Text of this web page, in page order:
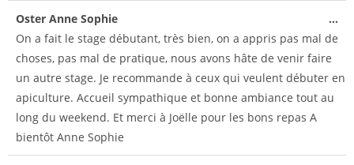
Oster Anne Sophie
On a fait le stage débutant, très bien, on a appris pas mal de
choses, pas mal de pratique, nous avons hâte de venir faire
un autre stage. Je recommande à ceux qui veulent débuter en
apiculture. Accueil sympathique et bonne ambiance tout au
long du weekend. Et merci à Joëlle pour les bons repas A
bientôt Anne Sophie
...